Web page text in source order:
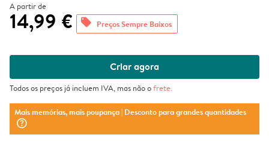
A partir de
14,99 € offers Preços Sempre Baixos
Criar agora
Todos os preços já incluem IVA, mas não ofrete.
Mais memórias, mais poupança| Desconto para grandes quantidades
question_mark_circle